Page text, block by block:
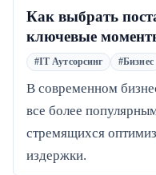
Как выбрать
ключевые
#IT Аутсорсинг #Бизнес
В современном
все более
стремящихся
издержки.